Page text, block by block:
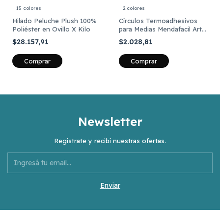
15 colores
Hilado Peluche Plush 100%
Poliéster en Ovillo X Kilo
$28.157,91
Comprar
2 colores
Círculos Termoadhesivos
para Medias Mendafacil Art
806 x 60 unidades
$2.028,81
Comprar
Newsletter
Registrate y recibí nuestras ofertas.